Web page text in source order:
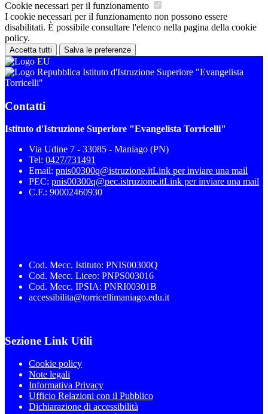
Cookie necessari per il funzionamento
I cookie necessari per il funzionamento non possono essere
disabilitati. È possibile consultare l'elenco nella pagina della cookie
policy.
Accetta tutti Salva le preferenze
Istituto d'Istruzione Superiore "Evangelista
Torricelli"
Contatti
Istituto d'Istruzione Superiore "Evangelista Torricelli"
Via Udine 7 - 33085 - Maniago (PN)
Tel: 0427/731491
Email: pnis00300q@istruzione.itLink per inviare una mail
PEC: pnis00300q@pec.istruzione.itLink per inviare una mail
C.F.: 90002460930
Cod. Mecc. Istituto: PNIS00300Q
Cod. Mecc. Liceo: PNPS003016
Cod. Mecc. IPSIA: PNRI00301B
accessibilita@torricellimaniago.edu.it
Sezione Link Utili
Cookie policy
Note legali
Informativa Privacy
Ufficio Relazioni con il Pubblico
Dichiarazione di accessibilità